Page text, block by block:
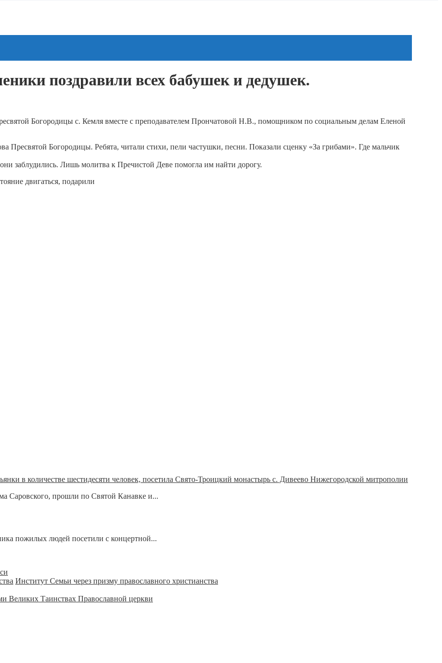
поздравили всех бабушек и дедушек.
Богородицы с. Кемля вместе с преподавателем Прончатовой Н.В., помощником по социальным делам Еленой
Пресвятой Богородицы. Ребята, читали стихи, пели частушки, песни. Показали сценку «За грибами». Где мальчик
заблудились. Лишь молитва к Пречистой Деве помогла им найти дорогу.
двигаться, подарили
в количестве шестидесяти человек, посетила Свято-Троицкий монастырь с. Дивеево Нижегородской митрополии
Саровского, прошли по Святой Канавке и...
пожилых людей посетили с концертной...
Институт Семьи через призму православного христианства
Великих Таинствах Православной церкви